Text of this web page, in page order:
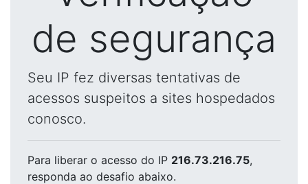
de segurança
Seu IP fez diversas tentativas de
acessos suspeitos a sites hospedados
conosco.
Para liberar o acesso do IP 216.73.216.75,
responda ao desafio abaixo.